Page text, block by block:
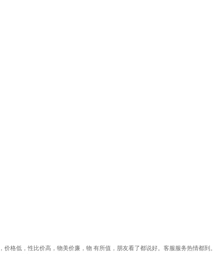
格低，性比价高，物美价廉，物 有所值，朋友看了都说好。客服服务热情都到。